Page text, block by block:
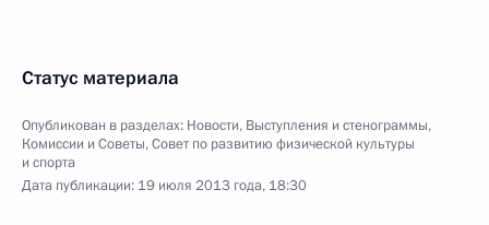
Статус материала
Опубликован в разделах: Новости, Выступления и стенограммы,
Комиссии и Советы,Совет по развитию физической культуры
и спорта
Дата публикации: 19 июля 2013 года, 18:30